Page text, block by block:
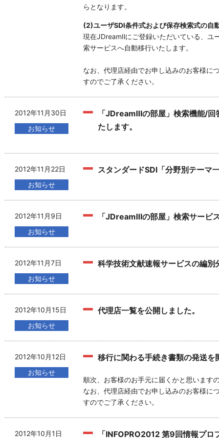
らとなります。
(2)ユーザSDI条件式および保存検索式の自
現在JDreamⅡにご登録いただいている、
索サービスへ自動移行いたします。
なお、代理店経由でお申し込みのお客様に
すのでご了承ください。
2012年11月30日
お知らせ
「JDreamⅢの部屋」検索機能/
たします。
2012年11月22日
お知らせ
スタンダードSDI「分野別テーマ
2012年11月9日
お知らせ
「JDreamⅢの部屋」検索サービ
2012年11月7日
お知らせ
科学技術文献速報サービスの編別
2012年10月15日
お知らせ
代理店一覧を公開しました。
2012年10月12日
お知らせ
移行に関わる手続き書類の発送を
順次、お客様のお手元に届くかと思います
なお、代理店経由でお申し込みのお客様に
すのでご了承ください。
2012年10月1日 「INFOPRO2012 第9回情報プ